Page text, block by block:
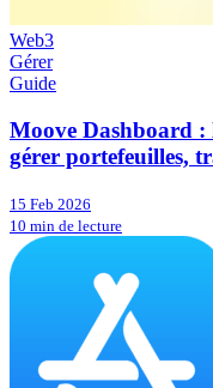
Web3
Gérer
Guide
Moove Dashboard
gérer portefeuilles,
15 Feb 2026
10 min de lecture